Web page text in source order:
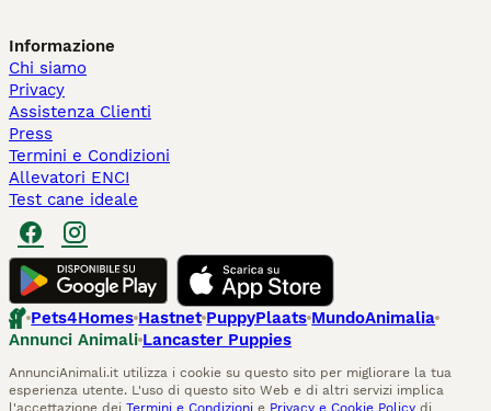
Informazione
Chi siamo
Privacy
Assistenza Clienti
Press
Termini e Condizioni
Allevatori ENCI
Test cane ideale
Pets4Homes Hastnet PuppyPlaats MundoAnimalia
Annunci Animali Lancaster Puppies
AnnunciAnimali.it utilizza i cookie su questo sito per migliorare la tua
esperienza utente. L'uso di questo sito Web e di altri servizi implica
l'accettazione dei Termini e Condizioni e Privacy e Cookie Policy di